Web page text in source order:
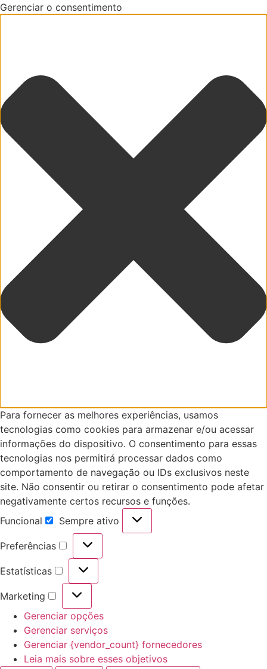
Gerenciar o consentimento
Para fornecer as melhores experiências, usamos
tecnologias como cookies para armazenar e/ou acessar
informações do dispositivo. O consentimento para essas
tecnologias nos permitirá processar dados como
comportamento de navegação ou IDs exclusivos neste
site. Não consentir ou retirar o consentimento pode afetar
negativamente certos recursos e funções.
Funcional
Funcional
Sempre ativo
Preferências
Preferências
Estatísticas
Estatísticas
Marketing
Marketing
Gerenciar opções
Gerenciar serviços
Gerenciar {vendor_count} fornecedores
Leia mais sobre esses objetivos